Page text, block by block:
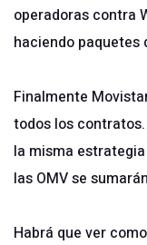
operadoras contra
haciendo paquetes
Finalmente
todos los
la misma
las OMV se
Habrá que ver